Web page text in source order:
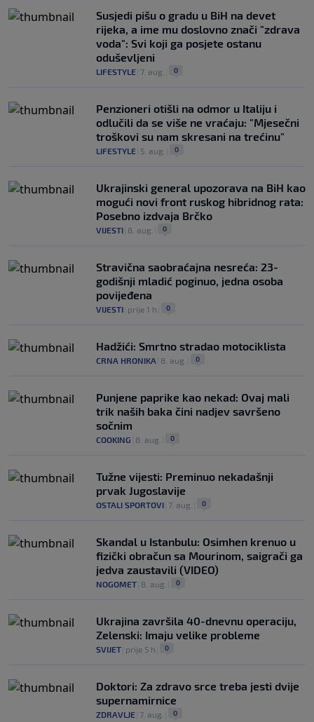
Susjedi pišu o gradu u BiH na devet
rijeka, a ime mu doslovno znači "zdrava
voda": Svi koji ga posjete ostanu
oduševljeni
LIFESTYLE 7. aug. 0
Penzioneri otišli na odmor u Italiju i
odlučili da se više ne vraćaju: "Mjesečni
troškovi su nam skresani na trećinu"
LIFESTYLE 5. aug. 0
Ukrajinski general upozorava na BiH kao
mogući novi front ruskog hibridnog rata:
Posebno izdvaja Brčko
VIJESTI 8. aug. 0
Stravična saobraćajna nesreća: 23-
godišnji mladić poginuo, jedna osoba
povijeđena
VIJESTI prije 1 h 0
Hadžići: Smrtno stradao motociklista
CRNA HRONIKA 8. aug. 0
Punjene paprike kao nekad: Ovaj mali
trik naših baka čini nadjev savršeno
sočnim
COOKING 8. aug. 0
Tužne vijesti: Preminuo nekadašnji
prvak Jugoslavije
OSTALI SPORTOVI 7. aug. 0
Skandal u Istanbulu: Osimhen krenuo u
fizički obračun sa Mourinom, saigrači ga
jedva zaustavili (VIDEO)
NOGOMET 8. aug. 0
Ukrajina završila 40-dnevnu operaciju,
Zelenski: Imaju velike probleme
SVIJET prije 5 h 0
Doktori: Za zdravo srce treba jesti dvije
supernamirnice
ZDRAVLJE 7. aug. 0